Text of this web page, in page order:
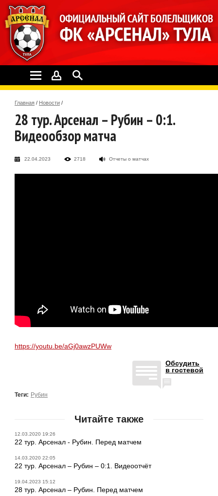
Главная / Новости /
28 тур. Арсенал – Рубин – 0:1.
Видеообзор матча
22.04.2023 2718 Отчеты о матчах
https://youtu.be/aGj0awzPUWw
Обсудить
в гостевой
Теги: Рубин
Читайте также
12.03.2020 19:26
22 тур. Арсенал - Рубин. Перед матчем
14.03.2020 22:05
22 тур. Арсенал – Рубин – 0:1. Видеоотчёт
19.04.2023 15:12
28 тур. Арсенал – Рубин. Перед матчем